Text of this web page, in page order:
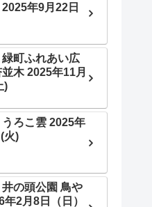
年9月22日
町ふれあい広
木 2025年11月
)
ろこ雲 2025年
火)
の頭公園 鳥や
年2月8日（日）